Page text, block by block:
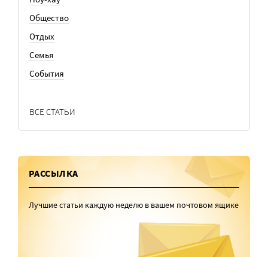
Общество
Отдых
Семья
События
ВСЕ СТАТЬИ
РАССЫЛКА
Лучшие статьи каждую неделю в вашем почтовом ящике